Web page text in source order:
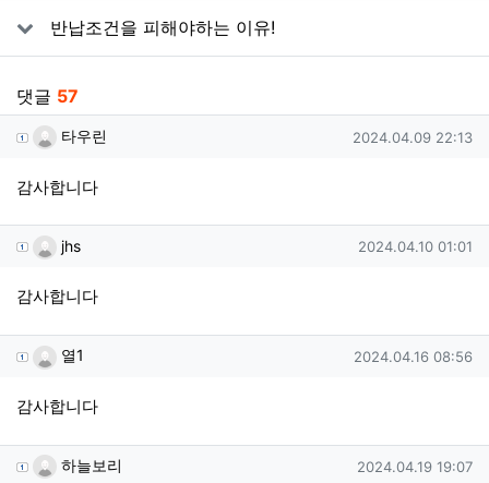
반납조건을 피해야하는 이유!
댓글 57
타우린님의 댓글
타우린 작성일
2024.04.09 22:13
감사합니다
jhs님의 댓글
jhs 작성일
2024.04.10 01:01
감사합니다
열1님의 댓글
열1 작성일
2024.04.16 08:56
감사합니다
하늘보리님의 댓글
하늘보리 작성일
2024.04.19 19:07